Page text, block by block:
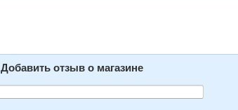
Добавить отзыв о магазине